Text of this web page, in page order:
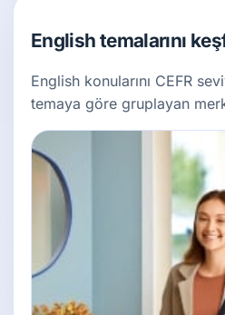
English temalarını
English konularını CEFR
temaya göre gruplayan